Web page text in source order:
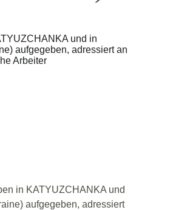
in KATYUZCHANKA und
aufgegeben, adressiert